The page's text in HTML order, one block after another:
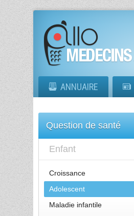
ANNUAIRE
Question de santé
Enfant
Croissance
Adolescent
Maladie infantile